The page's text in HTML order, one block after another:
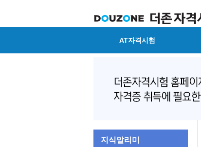
AT자격시험
지식알리미